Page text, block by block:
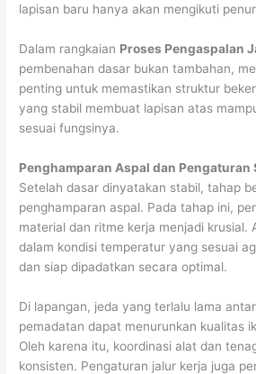
lapisan baru hanya akan mengikuti
Dalam rangkaian Proses Pengaspalan
pembenahan dasar bukan tambahan,
penting untuk memastikan struktur
yang stabil membuat lapisan atas
sesuai fungsinya.
Penghamparan Aspal dan Pengaturan
Setelah dasar dinyatakan stabil, tahap
penghamparan aspal. Pada tahap ini,
material dan ritme kerja menjadi krusial.
dalam kondisi temperatur yang sesuai
dan siap dipadatkan secara optimal.
Di lapangan, jeda yang terlalu lama
pemadatan dapat menurunkan kualitas
Oleh karena itu, koordinasi alat dan
konsisten. Pengaturan jalur kerja juga